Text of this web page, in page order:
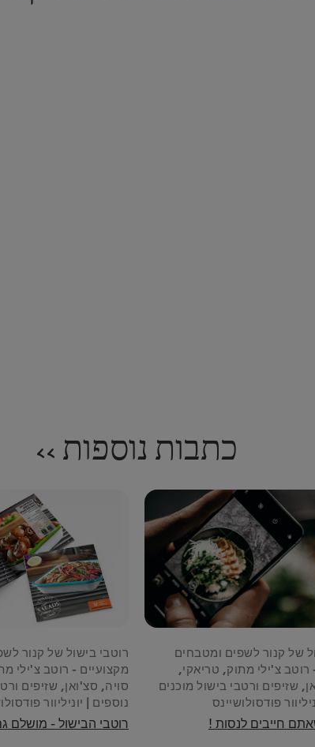
כתבות נוספות >>
של קנור לשפים ומטבחים
רוטב צ'ילי מתוק, טריאקי,
שזיפים ורטבי בישול מוכנים
פודסולושיינס
חייבים לנסות !
רוטבי בישול של קנור
מקצועיים - רוטב צ'ילי
סויה, סצ'ואן, שזיפים
נוספים | יוניליוור
רוטבי הבישול - מושלם